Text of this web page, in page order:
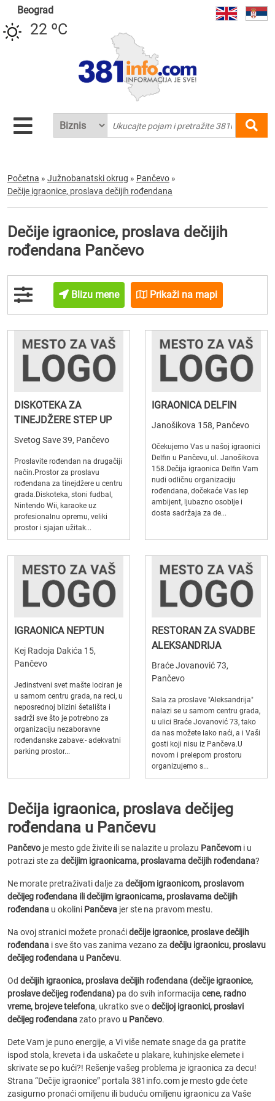
Beograd
22 ºC
Početna » Južnobanatski okrug » Pančevo »
Dečije igraonice, proslava dečijih rođendana
Dečije igraonice, proslava dečijih
rođendana Pančevo
Blizu mene Prikaži na mapi
DISKOTEKA ZA
TINEJDŽERE STEP UP
Svetog Save 39, Pančevo
Proslavite rođendan na drugačiji
način.Prostor za proslavu
rođendana za tinejdžere u centru
grada.Diskoteka, stoni fudbal,
Nintendo Wii, karaoke uz
profesionalnu opremu, veliki
prostor i sjajan užitak...
IGRAONICA DELFIN
Janošikova 158, Pančevo
Očekujemo Vas u našoj igraonici
Delfin u Pančevu, ul. Janošikova
158.Dečija igraonica Delfin Vam
nudi odličnu organizaciju
rođendana, dočekaće Vas lep
ambijent, ljubazno osoblje i
dosta sadržaja za de...
IGRAONICA NEPTUN
Kej Radoja Dakića 15,
Pančevo
Jedinstveni svet mašte lociran je
u samom centru grada, na reci, u
neposrednoj blizini šetališta i
sadrži sve što je potrebno za
organizaciju nezaboravne
rođendanske zabave:- adekvatni
parking prostor...
RESTORAN ZA SVADBE
ALEKSANDRIJA
Braće Jovanović 73,
Pančevo
Sala za proslave "Aleksandrija"
nalazi se u samom centru grada,
u ulici Braće Jovanović 73, tako
da nas možete lako naći, a i Vaši
gosti koji nisu iz Pančeva.U
novom i prelepom prostoru
organizujemo s...
Dečija igraonica, proslava dečijeg
rođendana u Pančevu
Pančevo je mesto gde živite ili se nalazite u prolazu Pančevom i u
potrazi ste za dečijim igraonicama, proslavama dečijih rođendana?
Ne morate pretraživati dalje za dečijom igraonicom, proslavom
dečijeg rođendana ili dečijim igraonicama, proslavama dečijih
rođendana u okolini Pančeva jer ste na pravom mestu.
Na ovoj stranici možete pronaćidečije igraonice, proslave dečijih
rođendana i sve što vas zanima vezano za dečiju igraonicu, proslavu
dečijeg rođendana u Pančevu.
Od dečijih igraonica, proslava dečijih rođendana (dečije igraonice,
proslave dečijeg rođendana) pa do svih informacija cene, radno
vreme, brojeve telefona, ukratko sve odečijoj igraonici, proslavi
dečijeg rođendanazato pravo u Pančevo.
Dete Vam je puno energije, a Vi više nemate snage da ga pratite
ispod stola, kreveta i da uskačete u plakare, kuhinjske elemete i
skrivate se po kući?! Rešenje vašeg problema je igraonica za decu!
Strana “Dečije igraonice” portala 381info.com je mesto gde ćete
zasigurno pronaći omiljenu ili buduću omiljenu igraonicu za Vaše